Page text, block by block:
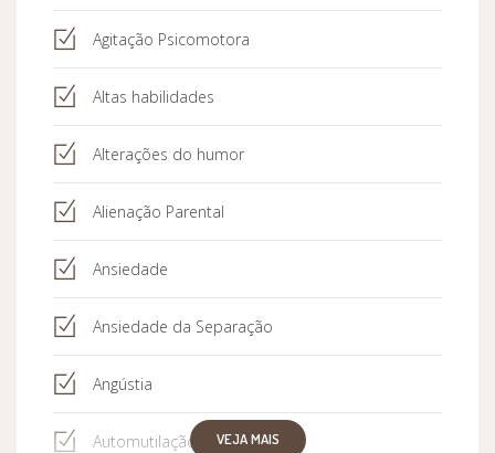
Agitação Psicomotora
Altas habilidades
Alterações do humor
Alienação Parental
Ansiedade
Ansiedade da Separação
Angústia
Automutilação VEJA MAIS